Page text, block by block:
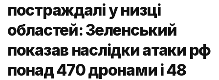
постраждалі у низці
областей: Зеленський
показав наслідки атаки рф
понад 470 дронами і 48